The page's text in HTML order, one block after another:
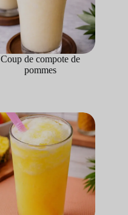
Coup de compote de
pommes